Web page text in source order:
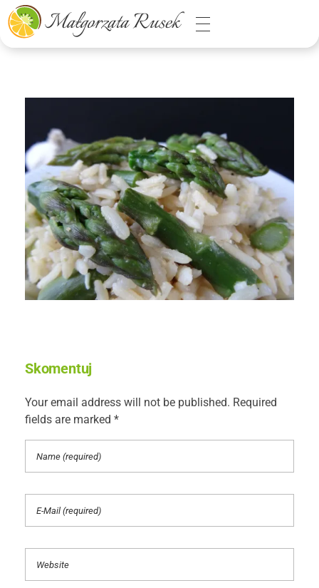
Małgorzata Rusek - dietetyk z pasją
Dietetyka kliniczna & Psychodietetyka
Skomentuj
Your email address will not be published. Required
fields are marked *